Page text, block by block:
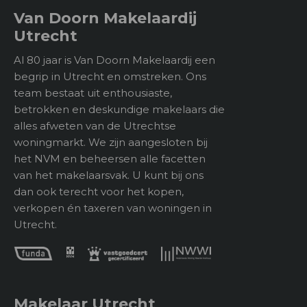
comfort ervaren. Onder het complex bevindt zich
een gezamenlijke fietsenberging en privébergingen.
De ligging in Lunetten is bijzonder gunstig: een
groene, kindvriendelijke wijk met veel
speelgelegenheid, scholen en sportverenigingen in
de directe omgeving. Direct achter het complex ligt
het Beatrixpark – een heerlijke plek voor een
wandeling of een moment van rust in het groen. Voor
dagelijkse boodschappen kunt u terecht bij diverse
supermarkten en winkels op loopafstand, en ook
gezellige horecagelegenheden zijn nabij.
Met de fiets bereikt u binnen tien minuten de
kunt wandelen, hardlopen of genieten op een terras
bereikbaarheid met het openbaar vervoer is
Achterom
Nee
Bergruimte
Soort
Inpandig
Voorzieningen
Ligging
Van Doorn Makelaardij
Utrecht
Al 80 jaar is Van Doorn Makelaardij een
begrip in Utrecht en omstreken. Ons
team bestaat uit enthousiaste,
betrokken en deskundige makelaars die
alles afweten van de Utrechtse
woningmarkt. We zijn aangesloten bij
het NVM en beheersen alle facetten
van het makelaarsvak. U kunt bij ons
dan ook terecht voor het kopen,
verkopen én taxeren van woningen in
Utrecht.